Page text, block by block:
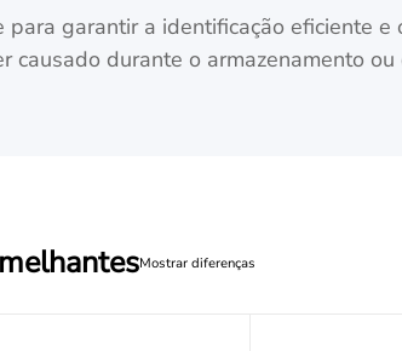
garantir a identificação eficiente e
durante o armazenamento
Mostrar diferenças